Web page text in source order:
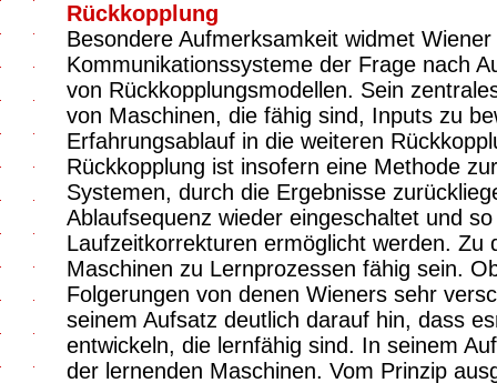
Rückkopplung
Besondere Aufmerksamkeit widmet
Kommunikationssysteme der Frage nach
von Rückkopplungsmodellen. Sein
von Maschinen, die fähig sind, Inputs zu
Erfahrungsablauf in die weiteren
Rückkopplung ist insofern eine Methode
Systemen, durch die Ergebnisse
Ablaufsequenz wieder eingeschaltet und
Laufzeitkorrekturen ermöglicht werden. Zu
Maschinen zu Lernprozessen fähig sein.
Folgerungen von denen Wieners sehr
seinem Aufsatz deutlich darauf hin, dass
entwickeln, die lernfähig sind. In seinem
der lernenden Maschinen. Vom Prinzip